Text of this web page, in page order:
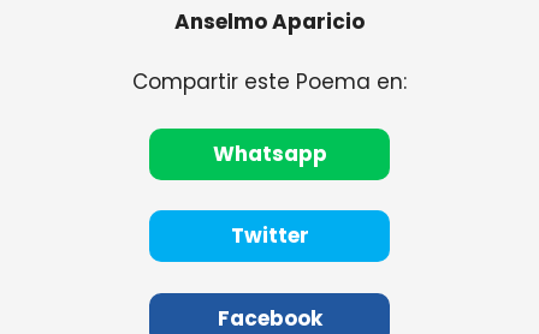
Anselmo Aparicio
Compartir este Poema en:
Whatsapp
Twitter
Facebook